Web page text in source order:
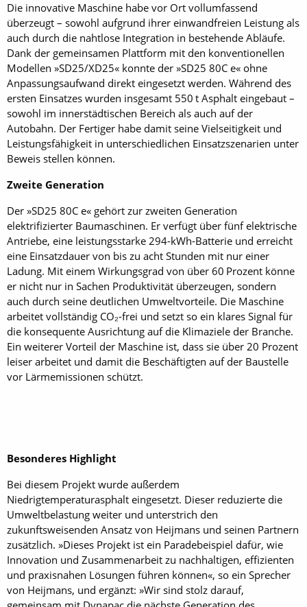
Die innovative Maschine habe vor Ort vollumfassend
überzeugt – sowohl aufgrund ihrer einwandfreien Leistung als
auch durch die nahtlose Integration in bestehende Abläufe.
Dank der gemeinsamen Plattform mit den konventionellen
Modellen »SD25/XD25« konnte der »SD25 80C e« ohne
Anpassungsaufwand direkt eingesetzt werden. Während des
ersten Einsatzes wurden insgesamt 550 t Asphalt eingebaut –
sowohl im innerstädtischen Bereich als auch auf der
Autobahn. Der Fertiger habe damit seine Vielseitigkeit und
Leistungsfähigkeit in unterschiedlichen Einsatzszenarien unter
Beweis stellen können.
Zweite Generation
Der »SD25 80C e« gehört zur zweiten Generation
elektrifizierter Baumaschinen. Er verfügt über fünf elektrische
Antriebe, eine leistungsstarke 294-kWh-Batterie und erreicht
eine Einsatzdauer von bis zu acht Stunden mit nur einer
Ladung. Mit einem Wirkungsgrad von über 60 Prozent könne
er nicht nur in Sachen Produktivität überzeugen, sondern
auch durch seine deutlichen Umweltvorteile. Die Maschine
arbeitet vollständig CO₂-frei und setzt so ein klares Signal für
die konsequente Ausrichtung auf die Klimaziele der Branche.
Ein weiterer Vorteil der Maschine ist, dass sie über 20 Prozent
leiser arbeitet und damit die Beschäftigten auf der Baustelle
vor Lärmemissionen schützt.
Besonderes Highlight
Bei diesem Projekt wurde außerdem
Niedrigtemperaturasphalt eingesetzt. Dieser reduzierte die
Umweltbelastung weiter und unterstrich den
zukunftsweisenden Ansatz von Heijmans und seinen Partnern
zusätzlich. »Dieses Projekt ist ein Paradebeispiel dafür, wie
Innovation und Zusammenarbeit zu nachhaltigen, effizienten
und praxisnahen Lösungen führen können«, so ein Sprecher
von Heijmans, und ergänzt: »Wir sind stolz darauf,